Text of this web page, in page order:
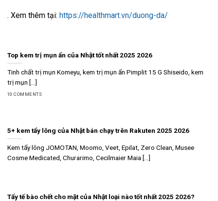
. Xem thêm tại: https://healthmart.vn/duong-da/
Top kem trị mụn ẩn của Nhật tốt nhất 2025 2026
Tinh chất trị mụn Komeyu, kem trị mụn ẩn Pimplit 15 G Shiseido, kem
trị mụn [...]
10 COMMENTS
5+ kem tẩy lông của Nhật bán chạy trên Rakuten 2025 2026
Kem tẩy lông JOMOTAN, Moomo, Veet, Epilat, Zero Clean, Musee
Cosme Medicated, Churarimo, Cecilmaier Maia [...]
Tẩy tế bào chết cho mặt của Nhật loại nào tốt nhất 2025 2026?